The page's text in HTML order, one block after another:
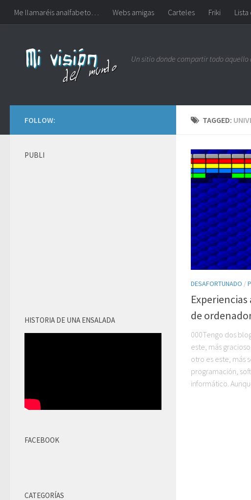
Me llamaréis analfabeto… Webs amigas Carteles Friki
Un sitio donde compartir todo aquello
TAGGED:
DESAFORTUNADO /
Experiencias
de
000Tengo dos
este, más
otro es este, más
programación,
informático.
FOLLOW:
PUBLI
HISTORIA DE UNA ENSALADA
FACEBOOK
CATEGORÍAS